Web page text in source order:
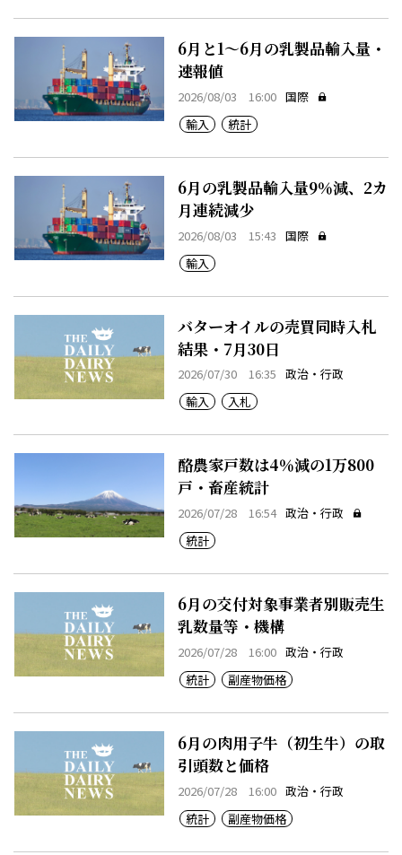
6月と1～6月の乳製品輸入量・
速報値
2026/08/03 16:00 国際
輸入
統計
6月の乳製品輸入量9％減、2カ
月連続減少
2026/08/03 15:43 国際
輸入
バターオイルの売買同時入札
結果・7月30日
2026/07/30 16:35 政治・行政
輸入
入札
酪農家戸数は4％減の1万800
戸・畜産統計
2026/07/28 16:54 政治・行政
統計
6月の交付対象事業者別販売生
乳数量等・機構
2026/07/28 16:00 政治・行政
統計
副産物価格
6月の肉用子牛（初生牛）の取
引頭数と価格
2026/07/28 16:00 政治・行政
統計
副産物価格